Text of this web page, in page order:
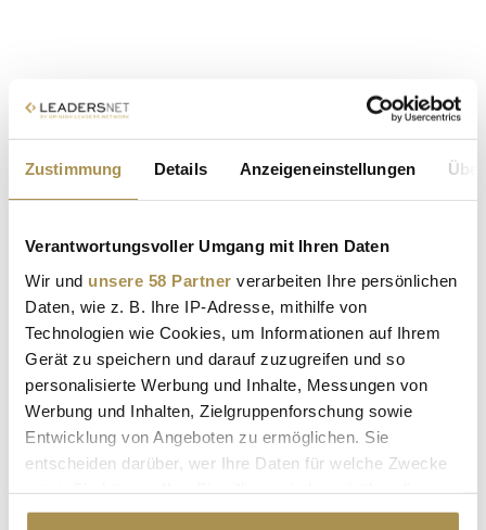
Zustimmung Details Anzeigeneinstellungen
Verantwortungsvoller Umgang mit Ihren Daten
Wir und unsere 58 Partner verarbeiten Ihre persönlichen
Daten, wie z. B. Ihre IP-Adresse, mithilfe von
Technologien wie Cookies, um Informationen auf Ihrem
Gerät zu speichern und darauf zuzugreifen und so
personalisierte Werbung und Inhalte, Messungen von
Werbung und Inhalten, Zielgruppenforschung sowie
Entwicklung von Angeboten zu ermöglichen. Sie
entscheiden darüber, wer Ihre Daten für welche Zwecke
Cookie-Erklärung oder durch Klicken auf das Privacy